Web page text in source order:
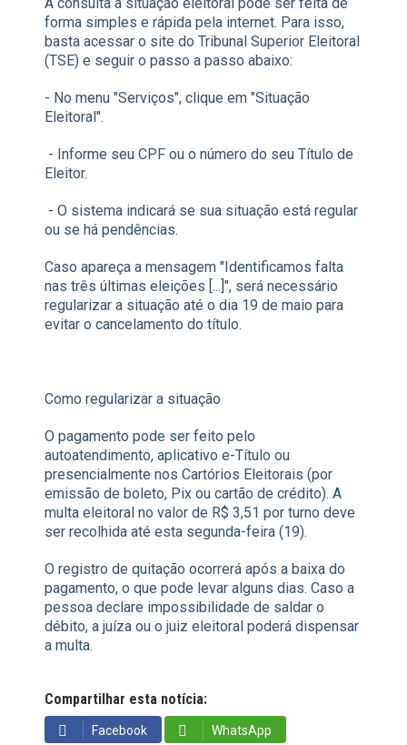
forma simples e rápida pela internet. Para isso,
basta acessar o site do Tribunal Superior Eleitoral
(TSE) e seguir o passo a passo abaixo:
- No menu "Serviços", clique em "Situação
Eleitoral".
- Informe seu CPF ou o número do seu Título de
Eleitor.
- O sistema indicará se sua situação está regular
ou se há pendências.
Caso apareça a mensagem "Identificamos falta
nas três últimas eleições [...]", será necessário
regularizar a situação até o dia 19 de maio para
evitar o cancelamento do título.
Como regularizar a situação
O pagamento pode ser feito pelo
autoatendimento, aplicativo e-Título ou
presencialmente nos Cartórios Eleitorais (por
emissão de boleto, Pix ou cartão de crédito). A
multa eleitoral no valor de R$ 3,51 por turno deve
ser recolhida até esta segunda-feira (19).
O registro de quitação ocorrerá após a baixa do
pagamento, o que pode levar alguns dias. Caso a
pessoa declare impossibilidade de saldar o
débito, a juíza ou o juiz eleitoral poderá dispensar
a multa.
Compartilhar esta notícia:
Facebook
WhatsApp